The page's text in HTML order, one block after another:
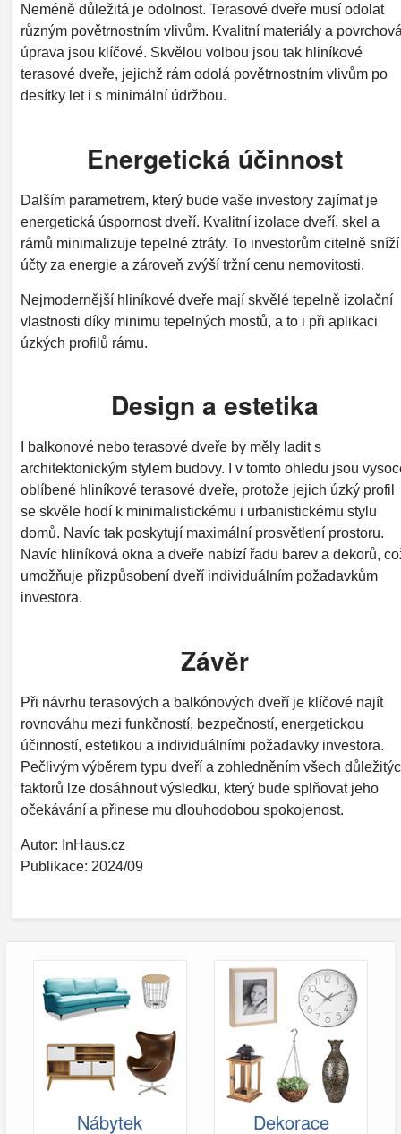
Neméně důležitá je odolnost. Terasové dveře musí odolat
různým povětrnostním vlivům. Kvalitní materiály a
úprava jsou klíčové. Skvělou volbou jsou tak hliníkové
terasové dveře, jejichž rám odolá povětrnostním vlivům po
desítky let i s minimální údržbou.
Energetická účinnost
Dalším parametrem, který bude vaše investory zajímat je
energetická úspornost dveří. Kvalitní izolace dveří, skel a
rámů minimalizuje tepelné ztráty. To investorům citelně sníží
účty za energie a zároveň zvýší tržní cenu nemovitosti.
Nejmodernější hliníkové dveře mají skvělé tepelně izolační
vlastnosti díky minimu tepelných mostů, a to i při aplikaci
úzkých profilů rámu.
Design a estetika
I balkonové nebo terasové dveře by měly ladit s
architektonickým stylem budovy. I v tomto ohledu jsou
oblíbené hliníkové terasové dveře, protože jejich úzký profil
se skvěle hodí k minimalistickému i urbanistickému stylu
domů. Navíc tak poskytují maximální prosvětlení prostoru.
Navíc hliníková okna a dveře nabízí řadu barev a dekorů,
umožňuje přizpůsobení dveří individuálním požadavkům
investora.
Závěr
Při návrhu terasových a balkónových dveří je klíčové najít
rovnováhu mezi funkčností, bezpečností, energetickou
účinností, estetikou a individuálními požadavky investora.
Pečlivým výběrem typu dveří a zohledněním všech
faktorů lze dosáhnout výsledku, který bude splňovat jeho
očekávání a přinese mu dlouhodobou spokojenost.
Autor: InHaus.cz
Publikace: 2024/09
Nábytek Dekorace